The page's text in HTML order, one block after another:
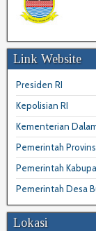
Link Website
Presiden RI
Kepolisian RI
Kementerian
Pemerintah
Pemerintah
Pemerintah Desa
Lokasi